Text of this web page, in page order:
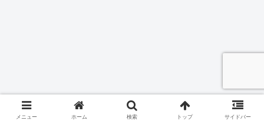
メニュー ホーム 検索 トップ サイドバー